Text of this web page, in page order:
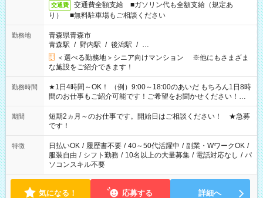
交通費
交通費全額支給 ■ガソリン代も全額支給（規定あ
り） ■無料駐車場もご相談ください
勤務地
青森県青森市
青森駅 / 野内駅 / 後潟駅 / …
＜選べる勤務地＞シニア向けマンション ※他にもさまざま
な施設をご紹介できます！
勤務時間
★1日4時間～OK！ （例）9:00～18:00のあいだ もちろん1日8時
間のお仕事もご紹介可能です！ご希望をお聞かせください！★
家庭の都合でお休みが必要な場合も遠慮なくご相談ください。
※週最低15時間以上の勤務が必要です
期間
短期2ヵ月～のお仕事です。開始日はご相談ください！ ★急募
です！
特徴 日払いOK / 履歴書不要 / 40～50代活躍中 / 副業・WワークOK /
服装自由 / シフト勤務 / 10名以上の大量募集 / 電話対応なし / パ
ソコンスキル不要
気になる！ 応募する 詳細へ